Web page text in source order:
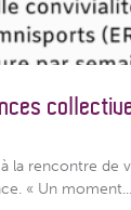
la rencontre de
« Un moment...